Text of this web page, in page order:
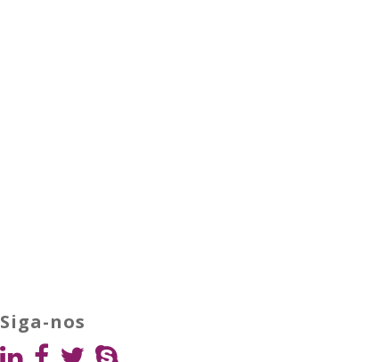
Siga-nos